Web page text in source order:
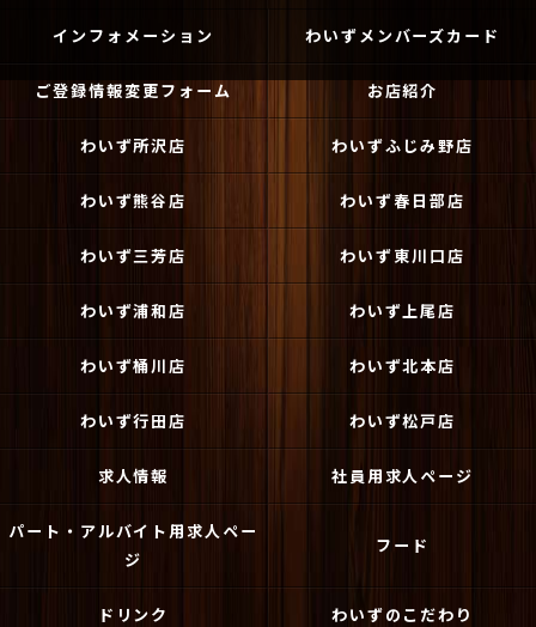
インフォメーション わいずメンバーズカード
ご登録情報変更フォーム お店紹介
わいず所沢店 わいずふじみ野店
わいず熊谷店 わいず春日部店
わいず三芳店 わいず東川口店
わいず浦和店 わいず上尾店
わいず桶川店 わいず北本店
わいず行田店 わいず松戸店
求人情報 社員用求人ページ
パート・アルバイト用求人ペー
ジ
フード
ドリンク わいずのこだわり